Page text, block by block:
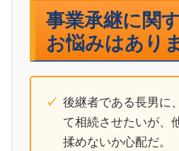
事業承継に関
お悩みはあり
後継者である長男に
て相続させたいが、
揉めないか心配だ。